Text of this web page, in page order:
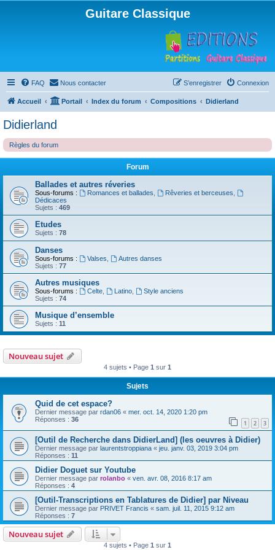
Guitare Classique
FAQ Nous contacter Connexion
S’enregistrer
Accueil Portail Index du forum Compositions Didierland
Didierland
Règles du forum
Forum
Ballades et autres réveries
Sous-forums : Romances et ballades Rêveries et berceuses
Dédicaces
Sujets : 469
Etudes
Sujets : 78
Danses
Sous-forums : Valses
Autres danses
Sujets : 77
Autres musiques
Sous-forums : Celte, Latino,
Style anciens
Sujets : 74
Musique d’ensemble
Sujets : 11
Nouveau sujet
4 sujets • Page 1 sur 1
Sujets
Quid de cet espace?
Dernier message par rdan06 « mer. oct. 14, 2020 1:20 pm
Réponses : 36 1 2 3
[Outil de Recherche dans DidierLand] (les oeuvres à Didier)
Dernier message par laurentstroppiana « jeu. janv. 03, 2019 3:04 pm
Réponses : 11
Didier Doguet sur Youtube
Dernier message par rolanbo « ven. avr. 08, 2016 8:17 am
Réponses : 4
[Outil-Transcriptions en Tablatures de Didier] par Niveau
Dernier message par PRIVET Francis « sam. juil. 11, 2015 9:12 am
Réponses : 7
Nouveau sujet
4 sujets • Page 1 sur 1